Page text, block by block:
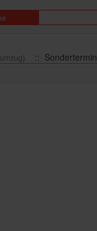
:: Sondertermin